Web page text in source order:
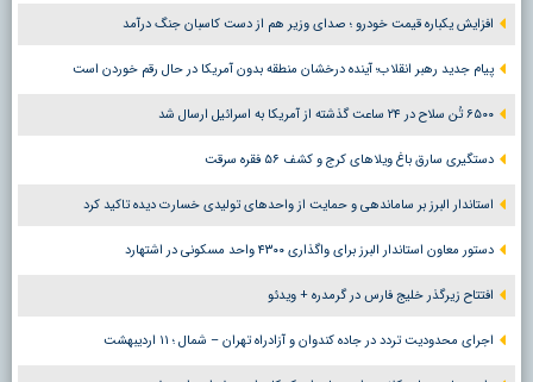
افزایش یکباره قیمت خودرو ؛ صدای وزیر هم از دست کاسبان جنگ درآمد
پیام جدید رهبر انقلاب؛ آینده درخشان منطقه بدون آمریکا در حال رقم خوردن است
۶۵۰۰ تُن سلاح در ۲۴ ساعت گذشته از آمریکا به اسرائیل ارسال شد
دستگیری سارق باغ ویلاهای کرج و کشف ۵۶ فقره سرقت
استاندار البرز بر ساماندهی و حمایت از واحدهای تولیدی خسارت دیده تاکید کرد
دستور معاون استاندار البرز برای واگذاری ۴۳۰۰ واحد مسکونی در اشتهارد
افتتاح زیرگذر خلیج فارس در گرمدره + ویدئو
اجرای محدودیت تردد در جاده کندوان و آزادراه تهران – شمال ؛ ١١ اردیبهشت